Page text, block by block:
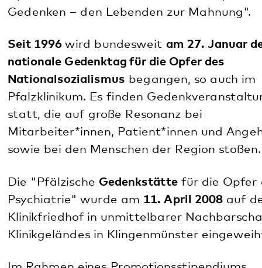
Buch trägt den Titel:
"Von der Kreisirrenanstalt
2011reichteDr. Gabriele Caprano-Diehlihre
Dissertation mit dem Titel „Übersterblichkeit in der
Heil- und Pflegeanstalt Klingenmünsterin den
Monaten vor und nach dem Ende des zweiten
Quellenmaterials eine Bereitschaft zur „wilden
Euthanasie“ vor Kriegsende erkennen?“ an der
Tectum Verlag erschienen ist.
Ebenso erschien 2012 der Sammelband „150 Jahre
Nervenheilkunde in Klingenmünster“von den